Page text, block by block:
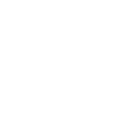
Consejos
Claudia enfatiza la
lo utilizan,
año buscan
un buen peinado